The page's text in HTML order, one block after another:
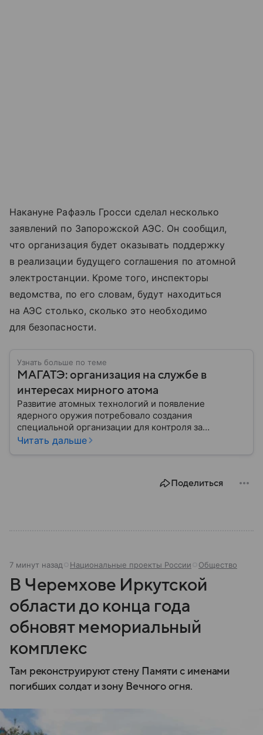
Накануне Рафаэль Гросси сделал несколько
заявлений по Запорожской АЭС. Он сообщил,
что организация будет оказывать поддержку
в реализации будущего соглашения по атомной
электростанции. Кроме того, инспекторы
ведомства, по его словам, будут находиться
на АЭС столько, сколько это необходимо
для безопасности.
Узнать больше по теме
МАГАТЭ: организация на службе в
интересах мирного атома
Развитие атомных технологий и появление
ядерного оружия потребовало создания
специальной организации для контроля за
опасными технологиями. В результате при ООН
Читать дальше
Поделиться
7 минут назад Национальные проекты России Общество
В Черемхове Иркутской
области до конца года
обновят мемориальный
комплекс
Там реконструируют стену Памяти с именами
погибших солдат и зону Вечного огня.